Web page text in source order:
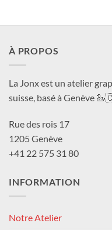
À PROPOS
La Jonx est un atelier
suisse, basé à Genève
Rue des rois 17
1205 Genève
+41 22 575 31 80
INFORMATION
Notre Atelier